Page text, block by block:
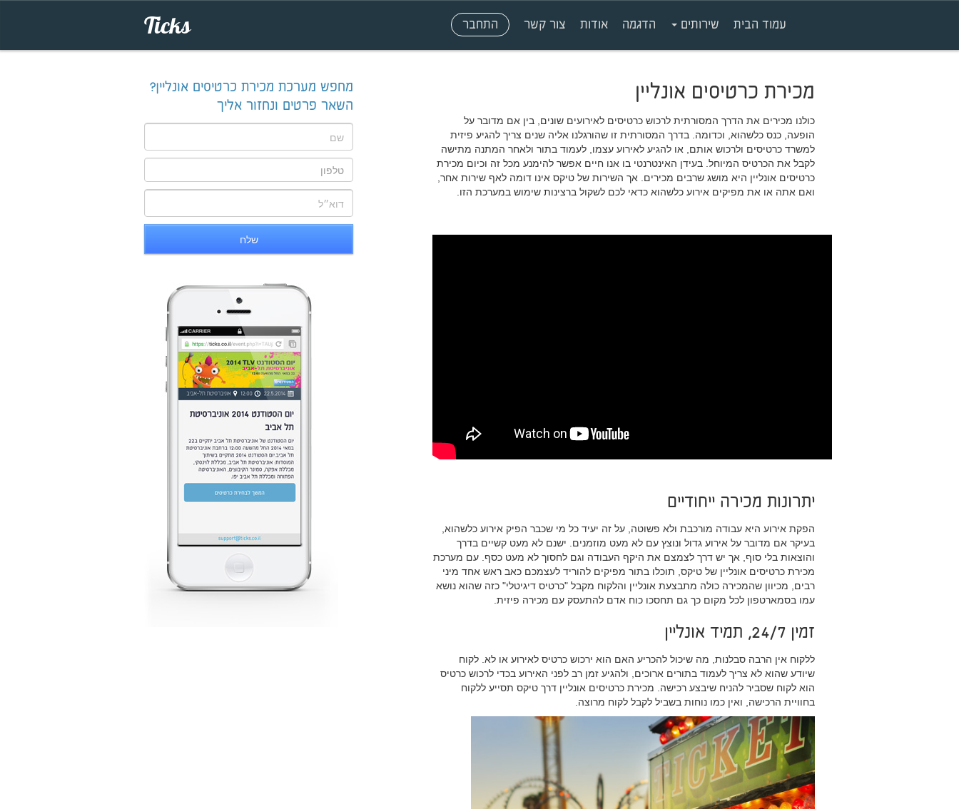
Ticks עמוד הבית שירותים הדגמה אודות צור קשר התחבר
מכירת כרטיסים אונליין
כולנו מכירים את הדרך המסורתית לרכוש כרטיסים לאירועים שונים, בין אם מדובר על
הופעה, כנס כלשהוא, וכדומה. בדרך המסורתית זו שהורגלנו אליה שנים צריך להגיע פיזית
למשרד כרטיסים ולרכוש אותם, או להגיע לאירוע עצמו, לעמוד בתור ולאחר המתנה מתישה
לקבל את הכרטיס המיוחל. בעידן האינטרנטי בו אנו חיים אפשר להימנע מכל זה וכיום מכירת
כרטיסים אונליין היא מושג שרבים מכירים. אך השירות של טיקס אינו דומה לאף שירות אחר,
ואם אתה או את מפיקים אירוע כלשהוא כדאי לכם לשקול ברצינות שימוש במערכת הזו.
יתרונות מכירה ייחודיים
הפקת אירוע היא עבודה מורכבת ולא פשוטה, על זה יעיד כל מי שכבר הפיק אירוע כלשהוא,
בעיקר אם מדובר על אירוע גדול ונוצץ עם לא מעט מוזמנים. ישנם לא מעט קשיים בדרך
והוצאות בלי סוף, אך יש דרך לצמצם את היקף העבודה וגם לחסוך לא מעט כסף. עם מערכת
מכירת כרטיסים אונליין של טיקס, תוכלו בתור מפיקים להוריד לעצמכם כאב ראש אחד מיני
רבים, מכיוון שהמכירה כולה מתבצעת אונליין והלקוח מקבל "כרטיס דיגיטלי" כזה שהוא נושא
עמו בסמארטפון לכל מקום כך גם תחסכו כוח אדם להתעסק עם מכירה פיזית.
זמין 24/7, תמיד אונליין
ללקוח אין הרבה סבלנות, מה שיכול להכריע האם הוא ירכוש כרטיס לאירוע או לא. לקוח
שיודע שהוא לא צריך לעמוד בתורים ארוכים, ולהגיע זמן רב לפני האירוע בכדי לרכוש כרטיס
הוא לקוח שסביר להניח שיבצע רכישה. מכירת כרטיסים אונליין דרך טיקס תסייע ללקוח
בחוויית הרכישה, ואין כמו נוחות בשביל לקבל לקוח מרוצה.
מחפש מערכת מכירת כרטיסים אונליין?
השאר פרטים ונחזור אליך
שלח